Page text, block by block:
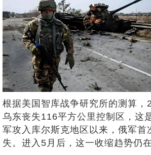
根据美国智库战争研究所的测算，
乌东丧失116平方公里控制区，这
军攻入库尔斯克地区以来，俄军首
失。进入5月后，这一收缩趋势仍在